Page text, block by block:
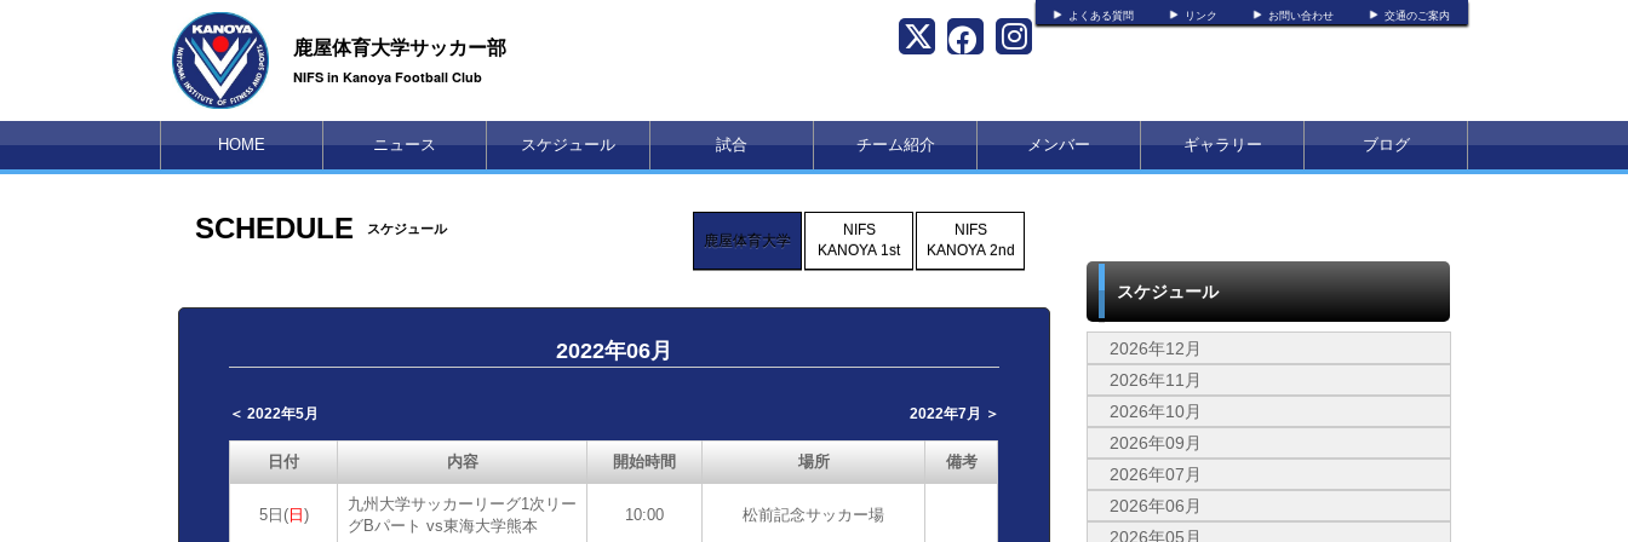
よくある質問 リンク お問い合わせ 交通のご案内
鹿屋体育大学サッカー部
NIFS in Kanoya Football Club
HOME ニュース スケジュール 試合 チーム紹介 メンバー ギャラリー ブログ
SCHEDULE スケジュール
鹿屋体育大学
NIFS
KANOYA 1st
NIFS
KANOYA 2nd
2022年06月
＜ 2022年5月 2022年7月 ＞
日付 内容 開始時間 場所 備考
5日(日 )
九州大学サッカーリーグ1次リー
グBパート vs東海大学熊本
10:00 松前記念サッカー場
スケジュール
2026年12月
2026年11月
2026年10月
2026年09月
2026年07月
2026年06月
2026年05月